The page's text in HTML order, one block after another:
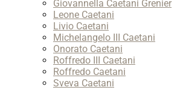
Giovannella Caetani Grenier
Leone Caetani
Livio Caetani
Michelangelo III Caetani
Onorato Caetani
Roffredo III Caetani
Roffredo Caetani
Sveva Caetani